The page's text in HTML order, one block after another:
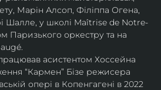
Марін Алсоп, Філіппа Огена,
Шалле, у школі Maîtrise de Notre-
Паризького оркестру та на
асистентом Хоссейна
“Кармен” Бізе режисера
опері в Копенгагені в 2022